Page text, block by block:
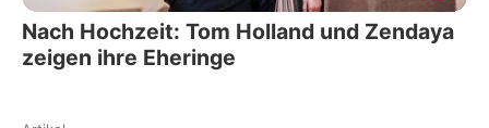
Nach Hochzeit: Tom Holland und Zendaya
zeigen ihre Eheringe